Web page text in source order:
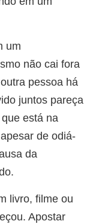
um
não cai fora
pessoa há
juntos pareça
está na
de odiá-
da
livro, filme ou
Apostar